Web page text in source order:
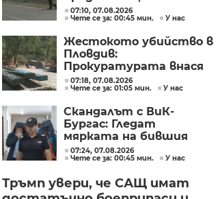
е локализиран
07:10, 07.08.2026
Чете се за: 00:45 мин.
У нас
Жестокото убийство в
Пловдив:
Прокуратурата внася
искане „задържане под
стража“
07:18, 07.08.2026
Чете се за: 01:05 мин.
У нас
Скандалът с ВиК-
Бургас: Гледат
мярката на бившия
директор
07:24, 07.08.2026
Чете се за: 00:45 мин.
У нас
Тръмп увери, че САЩ имат